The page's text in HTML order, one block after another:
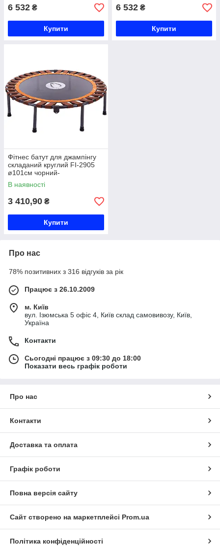
6 532 ₴
Купити
6 532 ₴
Купити
Фітнес батут для джампінгу
складаний круглий FI-2905
ø101см чорний-
помаранчевий Код FI-2905
В наявності
3 410,90 ₴
Купити
Про нас
78% позитивних з 316 відгуків за рік
Працює з 26.10.2009
м. Київ
вул. Ізюмська 5 офіс 4, Київ склад самовивозу, Київ,
Україна
Контакти
Сьогодні працює з 09:30 до 18:00
Показати весь графік роботи
Про нас
Контакти
Доставка та оплата
Графік роботи
Повна версія сайту
Сайт створено на маркетплейсі Prom.ua
Політика конфіденційності